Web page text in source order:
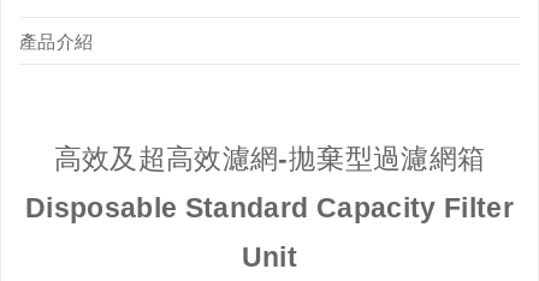
產品介紹
高效及超高效濾網-拋棄型過濾網箱
Disposable Standard Capacity Filter
Unit